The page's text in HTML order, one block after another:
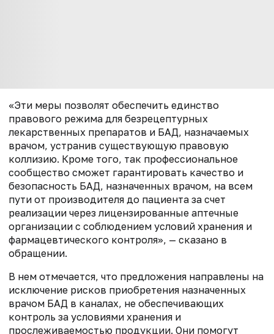
«Эти меры позволят обеспечить единство
правового режима для безрецептурных
лекарственных препаратов и БАД, назначаемых
врачом, устранив существующую правовую
коллизию. Кроме того, так профессиональное
сообщество сможет гарантировать качество и
безопасность БАД, назначенных врачом, на всем
пути от производителя до пациента за счет
реализации через лицензированные аптечные
организации с соблюдением условий хранения и
фармацевтического контроля», — сказано в
обращении.
В нем отмечается, что предложения направлены на
исключение рисков приобретения назначенных
врачом БАД в каналах, не обеспечивающих
контроль за условиями хранения и
прослеживаемостью продукции. Они помогут